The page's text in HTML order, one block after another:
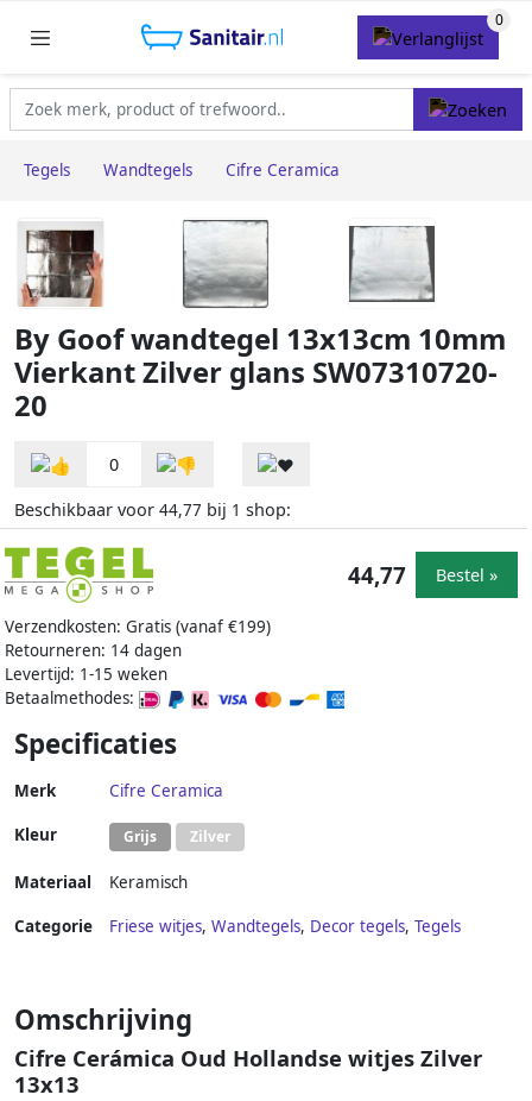
Tegels Wandtegels Cifre Ceramica
By Goof wandtegel 13x13cm 10mm
Vierkant Zilver glans SW07310720-
20
0
Beschikbaar voor 44,77 bij 1 shop:
Verzendkosten: Gratis (vanaf €199)
Retourneren: 14 dagen
Levertijd: 1-15 weken
Betaalmethodes:
44,77 Bestel »
Specificaties
Merk Cifre Ceramica
Kleur Grijs Zilver
Materiaal Keramisch
Categorie Friese witjes, Wandtegels, Decor tegels, Tegels
Omschrijving
Cifre Cerámica Oud Hollandse witjes Zilver
13x13